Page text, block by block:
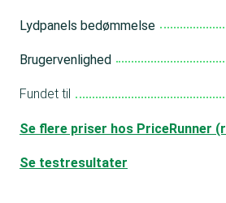
Lydpanels bedømmelse
Brugervenlighed
Fundet til
Se flere priser hos PriceRunner
Se testresultater